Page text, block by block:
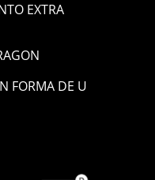
EXTRA
FORMA DE U